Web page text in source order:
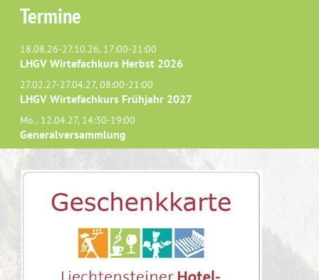
Termine
18.08.26-27.10.26, 17:00-21:00
LHGV Wirtefachkurs Herbst 2026
27.02.27-27.04.27, 08:00-21:00
LHGV Wirtefachkurs Frühjahr 2027
Mo.. 12.04.27, 14:30-19:00
Generalversammlung